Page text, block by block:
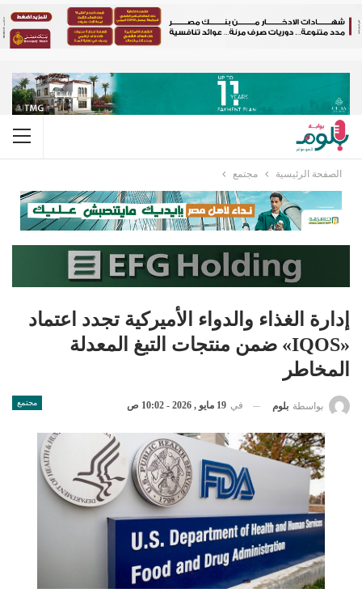
الصفحة الرئيسية مجتمع
إدارة الغذاء والدواء الأميركية تجدد اعتماد
«IQOS» ضمن منتجات التبغ المعدلة
المخاطر
مجتمع بواسطة بلوم في 19 مايو , 2026 - 10:02 ص